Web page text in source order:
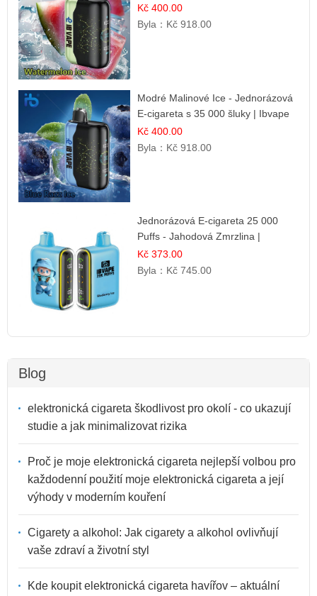
příchuť
Kč 400.00
Byla： Kč 918.00
Modré Malinové Ice - Jednorázová
E-cigareta s 35 000 šluky | Ibvape
Kč 400.00
Byla： Kč 918.00
Jednorázová E-cigareta 25 000
Puffs - Jahodová Zmrzlina |
Krémová sladká příchuť
Kč 373.00
Byla： Kč 745.00
Blog
elektronická cigareta škodlivost pro okolí - co ukazují
studie a jak minimalizovat rizika
Proč je moje elektronická cigareta nejlepší volbou pro
každodenní použití moje elektronická cigareta a její
výhody v moderním kouření
Cigarety a alkohol: Jak cigarety a alkohol ovlivňují
vaše zdraví a životní styl
Kde koupit elektronická cigareta havířov – aktuální